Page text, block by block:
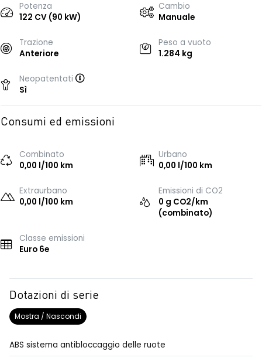
Potenza
122 CV (90 kW)
Cambio
Manuale
Trazione
Anteriore
Peso a vuoto
1.284 kg
Neopatentati
Sì
Consumi ed emissioni
Combinato
0,00 l/100 km
Urbano
0,00 l/100 km
Extraurbano
0,00 l/100 km
Emissioni di CO2
0 g CO2/km
(combinato)
Classe emissioni
Euro 6e
Dotazioni di serie
Mostra / Nascondi
ABS sistema antibloccaggio delle ruote